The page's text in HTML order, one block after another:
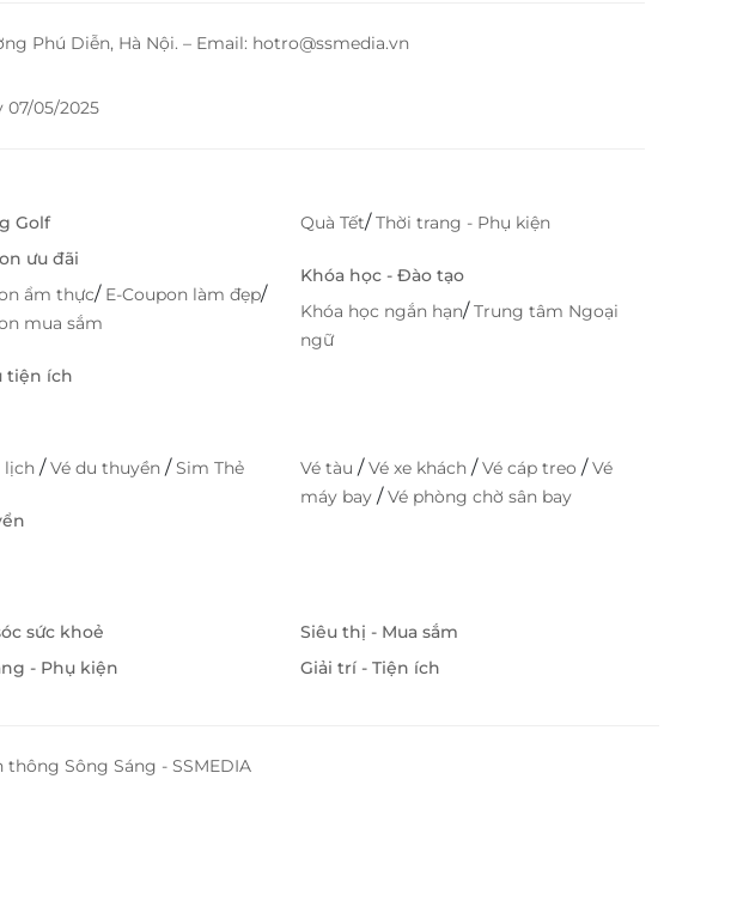
Phú Diễn, Hà Nội. – Email: hotro@ssmedia.vn
07/05/2025
Golf
ưu đãi
ẩm thực/ E-Coupon làm đẹp/
mua sắm
tiện ích
Quà Tết/Thời trang - Phụ kiện
Khóa học - Đào tạo
Khóa học ngắn hạn/Trung tâm Ngoại
ngữ
lịch /Vé du thuyền /Sim Thẻ Vé tàu /Vé xe khách /Vé cáp treo /Vé
máy bay /Vé phòng chờ sân bay
sức khoẻ
- Phụ kiện
Siêu thị - Mua sắm
Giải trí - Tiện ích
Sông Sáng - SSMEDIA